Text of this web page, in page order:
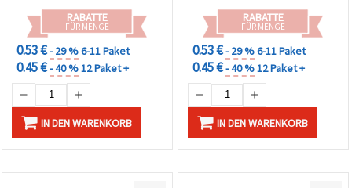
RABATTE
FÜR MENGE
0.53 €- 29 %6-11 Paket
0.45 €- 40 %12 Paket +
IN DEN WARENKORB
RABATTE
FÜR MENGE
0.53 €- 29 %6-11 Paket
0.45 €- 40 %12 Paket +
IN DEN WARENKORB